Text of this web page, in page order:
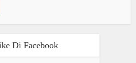
Di Facebook